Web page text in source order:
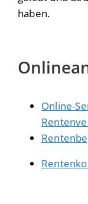
haben.
Online-